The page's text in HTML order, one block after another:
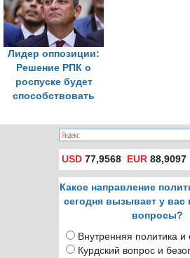
Лидер оппозиции:
Решение РПК о
роспуске будет
способствовать
вопроса
USD 77,9568 EUR 88,9097
Какое направление
сегодня вызывает у
вопросы?
Внутренняя политика и
Курдский вопрос и